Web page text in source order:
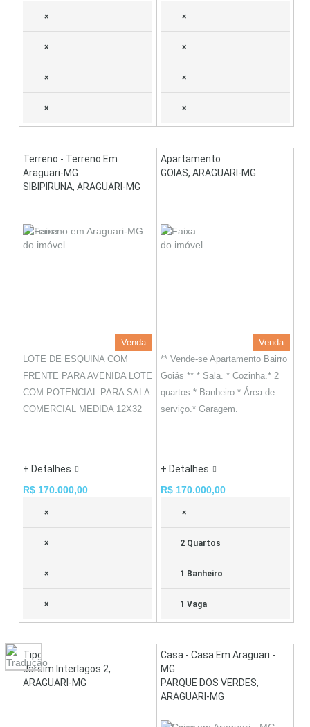
×
×
×
×
×
×
×
×
Terreno - Terreno Em
Araguari-MG
SIBIPIRUNA, ARAGUARI-MG
Venda
LOTE DE ESQUINA COM
FRENTE PARA AVENIDA LOTE
COM POTENCIAL PARA SALA
COMERCIAL MEDIDA 12X32
+ Detalhes
R$ 170.000,00
×
×
×
×
Apartamento
GOIAS, ARAGUARI-MG
Venda
** Vende-se Apartamento Bairro
Goiás ** * Sala. * Cozinha.* 2
quartos.* Banheiro.* Área de
serviço.* Garagem.
+ Detalhes
R$ 170.000,00
×
2 Quartos
1 Banheiro
1 Vaga
Tipo
Jardim Interlagos 2,
ARAGUARI-MG
Casa - Casa Em Araguari -
MG
PARQUE DOS VERDES,
ARAGUARI-MG